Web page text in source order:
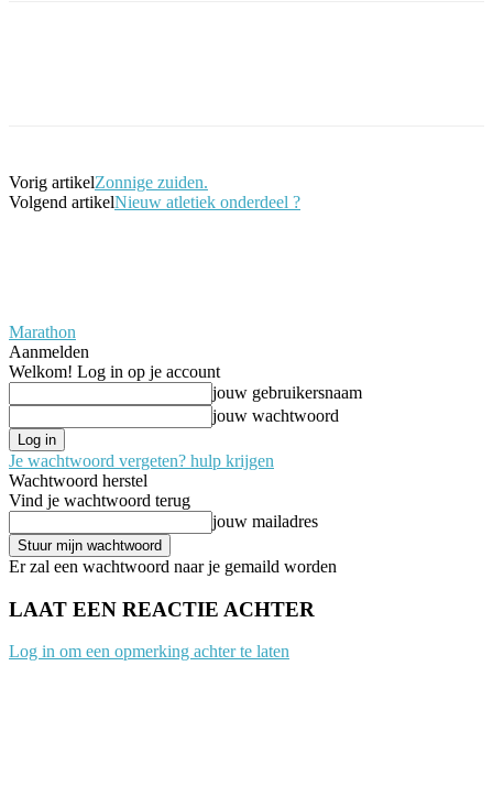
Vorig artikelZonnige zuiden.
Volgend artikelNieuw atletiek onderdeel ?
Marathon
Aanmelden
Welkom! Log in op je account
jouw gebruikersnaam
jouw wachtwoord
Je wachtwoord vergeten? hulp krijgen
Wachtwoord herstel
Vind je wachtwoord terug
jouw mailadres
Er zal een wachtwoord naar je gemaild worden
LAAT EEN REACTIE ACHTER
Log in om een opmerking achter te laten